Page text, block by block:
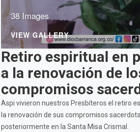
38 Images
VIEW GALLERY
Retiro espiritual en
a la renovación de
compromisos
Aspi vivieron nuestros Presbíteros el retiro
la renovación de sus compromisos
posteriormente en la Santa Misa Crismal.